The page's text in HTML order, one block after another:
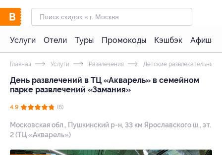
Услуги Отели Туры Промокоды Кэшбэк Афиша
Главная Услуги Развлечения Детские развлекательные
День развлечений в ТЦ «Акварель» в семейном
парке развлечений «Замания»
4.9 (6)
Московская обл., Пушкинский р-н, 33 км Ярославского ш., эт.
2 (ТЦ «Акварель»)